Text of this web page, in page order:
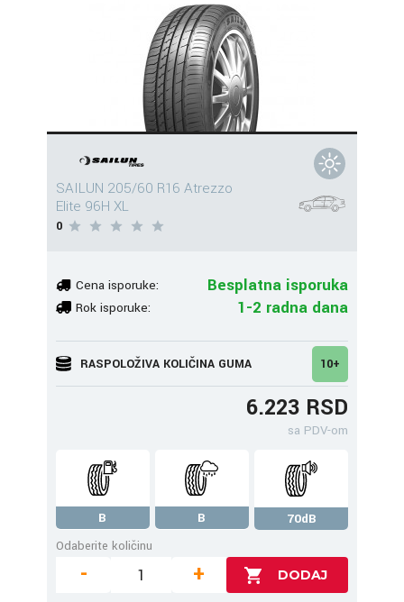
SAILUN 205/60 R16 Atrezzo
Elite 96H XL
0
Cena isporuke: Besplatna isporuka
Rok isporuke: 1-2 radna dana
RASPOLOŽIVA KOLIČINA GUMA 10+
6.223 RSD
sa PDV-om
B B
70dB
Odaberite količinu
- +